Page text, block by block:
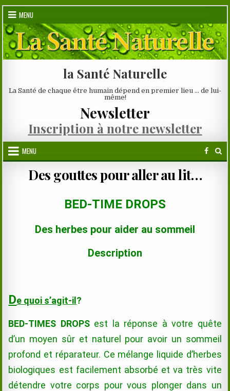
Skip
content
MENU
la Santé Naturelle
La Santé de chaque être humain dépend en premier lieu … de lui-
même!
Newsletter
Inscription à notre newsletter
MENU
Des gouttes pour aller au lit…
BED-TIME DROPS
Des herbes pour aider au sommeil
Description
De quoi s’agit-il?
BED-TIMES DROPSest la réponse à votre quête
d’un moyen sûr et naturel pour avoir un sommeil
profond et réparateur. Ce mélange liquide d’herbes
biologiques est facilement absorbé et va très vite
détendre votre corps pour vous plonger dans un